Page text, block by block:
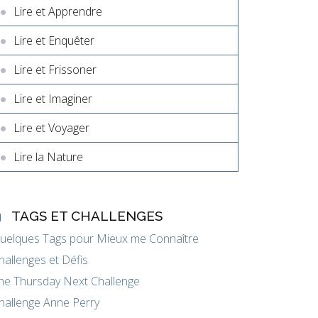
Lire et Apprendre
Lire et Enquêter
Lire et Frissoner
Lire et Imaginer
Lire et Voyager
Lire la Nature
TAGS ET CHALLENGES
Tags pour Mieux me Connaître
et Défis
Thursday Next Challenge
Anne Perry